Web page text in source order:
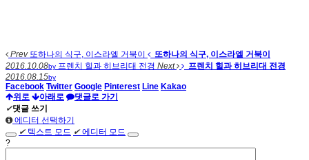
Prev또하나의 식구, 이스라엘 거북이
또하나의 식구, 이스라엘 거북이
2016.10.08by 프렌치 힐과 히브리대 전경 Next
프렌치 힐과 히브리대 전경
2016.08.15by
Facebook Twitter Google Pinterest Line Kakao
위로
아래로
댓글로 가기
✔댓글 쓰기
에디터 선택하기
✔ 텍스트 모드 ✔에디터 모드
?